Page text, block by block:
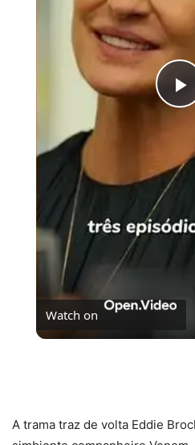
Watch on
A trama traz de volta Eddie